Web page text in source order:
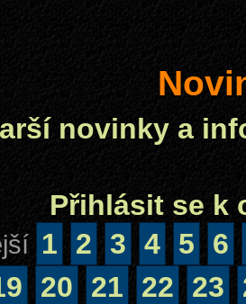
novinky a
Přihlásit se k
1 2 3 4 5
6
20 21 22 23